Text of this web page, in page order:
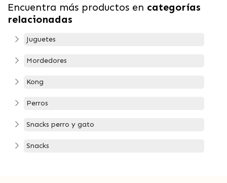
Encuentra más productos en categorías
relacionadas
Juguetes
Mordedores
Kong
Perros
Snacks perro y gato
Snacks